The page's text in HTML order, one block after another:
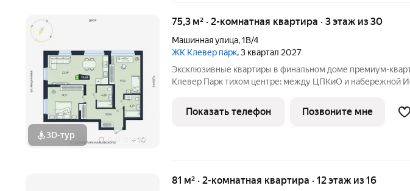
3D-тур + 10
75,3 м² · 2-комнатная квартира · 3 этаж из 30
Машинная улица,1В/4
ЖК Клевер парк, 3 квартал 2027
Эксклюзивные квартиры в финальном доме премиум-
Клевер Парк тихом центре: между ЦПКиО и набережной Исети.
теплой лоджией, панорамным остеклением, открывающим
завораживающие виды, и
Показать телефон Позвоните мне
81 м² · 2-комнатная квартира · 12 этаж из 16